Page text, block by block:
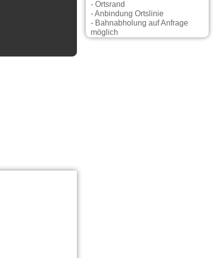
- Ortsrand
- Anbindung Ortslinie
- Bahnabholung auf Anfrage
möglich